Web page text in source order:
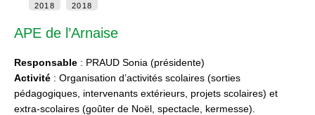
2018 2018
APE de l’Arnaise
Responsable : PRAUD Sonia (présidente)
Activité : Organisation d’activités scolaires (sorties
pédagogiques, intervenants extérieurs, projets scolaires) et
extra-scolaires (goûter de Noël, spectacle, kermesse).